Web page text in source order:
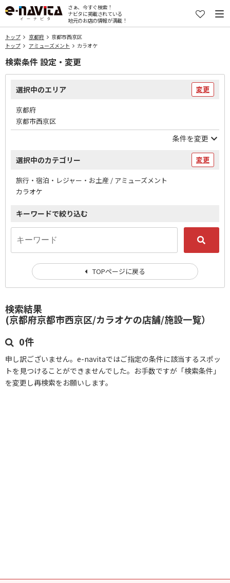
さぁ、今すぐ検索！
ナビタに掲載されている
地元のお店の情報が満載！
トップ 京都府
京都市西京区
トップ
アミューズメント カラオケ
検索結果
(京都府京都市西京区/カラオケの店舗/施設一覧）
0件
申し訳ございません。e-navitaではご指定の条件に該当するスポッ
トを見つけることができませんでした。お手数ですが「検索条件」
を変更し再検索をお願いします。
検索条件 設定・変更
選択中のエリア 変更
京都府
京都市西京区
条件を変更
選択中のカテゴリー 変更
旅行・宿泊・レジャー・お土産 / アミューズメント
カラオケ
キーワードで絞り込む
TOPページに戻る